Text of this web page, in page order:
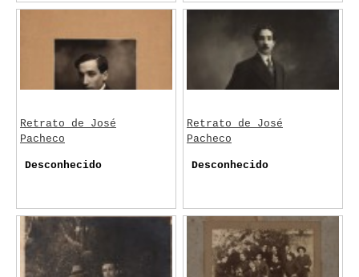
Retrato de José
Pacheco
Desconhecido
Retrato de José
Pacheco
Desconhecido